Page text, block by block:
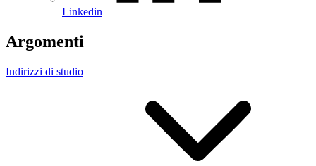
Linkedin
Argomenti
Indirizzi di studio